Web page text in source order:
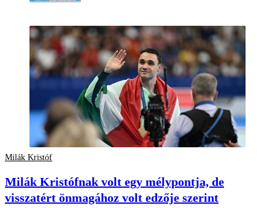
Milák Kristóf
Milák Kristófnak volt egy mélypontja, de
visszatért önmagához volt edzője szerint